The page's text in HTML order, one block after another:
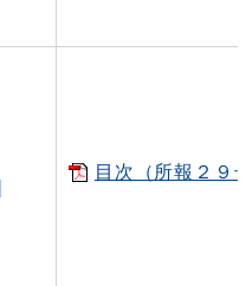
目次（所報２９